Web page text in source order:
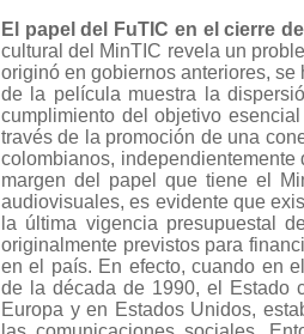
El papel del FuTIC en el cierre
cultural del MinTIC revela un
originó en gobiernos anteriores,
de la película muestra la
cumplimiento del objetivo
través de la promoción de una
colombianos,
margen del papel que tiene el
audiovisuales, es evidente que
la última vigencia presupuestal
originalmente previstos para
en el país. En efecto, cuando en
de la década de 1990, el Estado
Europa y en Estados Unidos,